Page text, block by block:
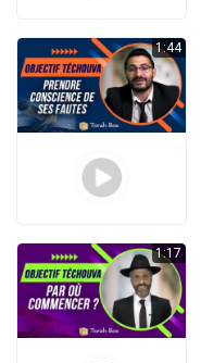
1:44
1:17